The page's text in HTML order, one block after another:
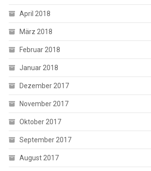
April 2018
März 2018
Februar 2018
Januar 2018
Dezember 2017
November 2017
Oktober 2017
September 2017
August 2017